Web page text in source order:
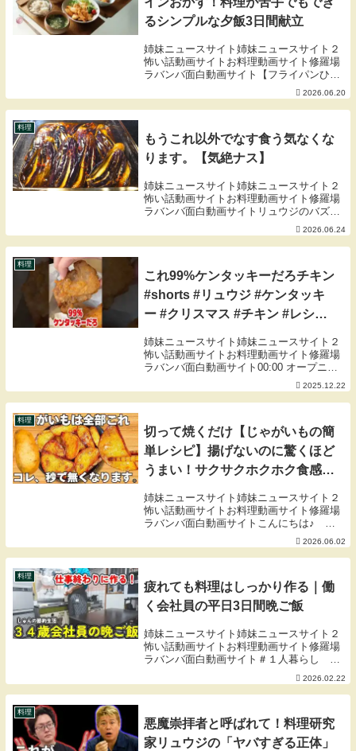
るシンプルな夕飯3日間献立
姉妹ニュースサイト姉妹ニュースサイト２
怖い話動画サイトお料理動画サイト修羅場
ラバンバ面白動画サイト【フライパンひと
つ】焼くだけメインおかず！料理が苦手で
もできるシンプルな夕飯3日間献立こんに
ちは、いつもご視聴ありがとうございま
2026.06.20
料理
もうこれ以外でなす食う気なくな
ります。【気絶ナス】
姉妹ニュースサイト姉妹ニュースサイト２
怖い話動画サイトお料理動画サイト修羅場
ラバンバ面白動画サイトリュウジのバズレ
シピショップ00:00 オープニング、材料紹
介02:13 なす下ごしらえ06:44 漬けだれ準
備09:04 豚しゃぶ11:24...
2026.06.24
料理
これ99%ケンタッキーだろチキン
#shorts #リュウジ #ケンタッキ
ー #クリスマス #チキン #レシピ
姉妹ニュースサイト姉妹ニュースサイト２
怖い話動画サイトお料理動画サイト修羅場
ラバンバ面白動画サイト00:00 オープニン
グ02:02 材料紹介04:14 調理開始09:44 魔法
の粉11:08 15分漬け込み後13:42 揚げ工程
17:01...
2025.12.22
料理
切って焼くだけ【じゃがいもの簡
単レシピ】揚げないのに驚くほど
うまい！サクサクホクホク食感が
ドポテト【おつまみレシピ・作り
置き・節約おかず】
姉妹ニュースサイト姉妹ニュースサイト２
怖い話動画サイトお料理動画サイト修羅場
ラバンバ面白動画サイトこんにちは♪
kaede cookingです。手軽に作れるスイー
ツ、おやつ、おかずを作ってます♪よろし
ければチャンネル登録よろしくお願いしま
2026.06.02
料理
疲れても料理はしっかり作る｜働
く会社員の平日3日間晩ご飯
姉妹ニュースサイト姉妹ニュースサイト２
怖い話動画サイトお料理動画サイト修羅場
ラバンバ面白動画サイト＃１人暮らし ＃
レシピ ＃節約 ＃料理 ＃VLOG メン
バーシップもやっています！詳しくは：メ
ンバーシップで提供しているGoogleドライ
2026.02.22
料理
悪魔崇拝者と呼ばれて！料理研究
家リュウジの「ヤバすぎる正体」